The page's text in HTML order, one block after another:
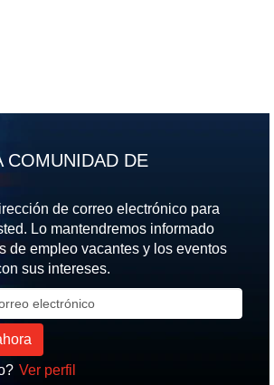
COMUNIDAD DE
de correo electrónico para
Lo mantendremos informado
de empleo vacantes y los eventos
sus intereses.
Ver perfil